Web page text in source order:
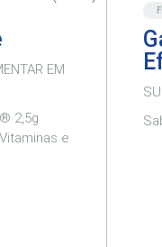
EM
2,5g
e